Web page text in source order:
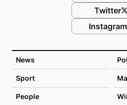
News
Sport
People
Twitter
Instagram